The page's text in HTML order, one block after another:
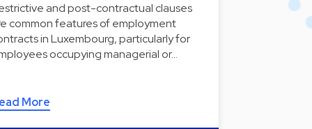
and post-contractual clauses
common features of employment
in Luxembourg, particularly for
occupying managerial or…
More